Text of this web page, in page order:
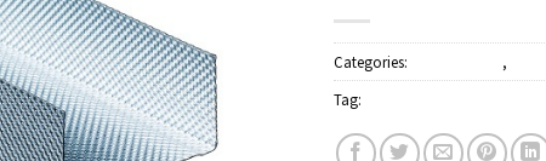
Categories: ,
Tag: